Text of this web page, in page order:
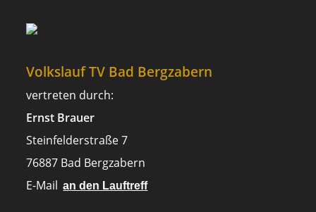
Volkslauf TV Bad Bergzabern
vertreten durch:
Ernst Brauer
Steinfelderstraße 7
76887 Bad Bergzabern
E-Mail an den Lauftreff